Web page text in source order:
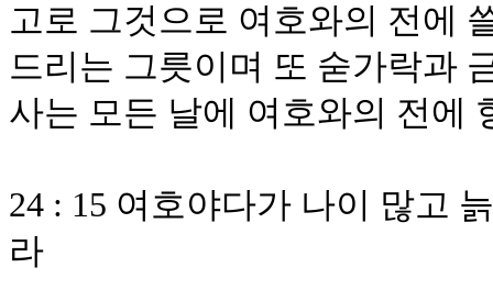
고로 그것으로 여호와의 전에
드리는 그릇이며 또 숟가락과
사는 모든 날에 여호와의 전에
24 : 15 여호야다가 나이 많고
라